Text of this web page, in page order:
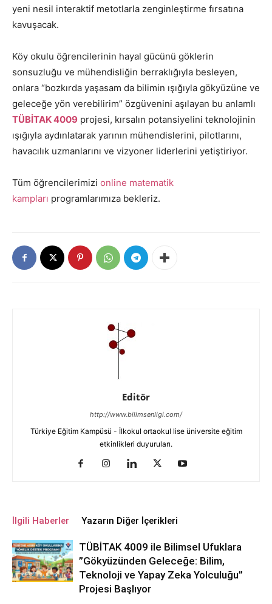
yeni nesil interaktif metotlarla zenginleştirme fırsatına
kavuşacak.
Köy okulu öğrencilerinin hayal gücünü göklerin
sonsuzluğu ve mühendisliğin berraklığıyla besleyen,
onlara “bozkırda yaşasam da bilimin ışığıyla gökyüzüne ve
geleceğe yön verebilirim” özgüvenini aşılayan bu anlamlı
TÜBİTAK 4009 projesi, kırsalın potansiyelini teknolojinin
ışığıyla aydınlatarak yarının mühendislerini, pilotlarını,
havacılık uzmanlarını ve vizyoner liderlerini yetiştiriyor.
Tüm öğrencilerimizi online matematik
kampları programlarımıza bekleriz.
Editör
http://www.bilimsenligi.com/
Türkiye Eğitim Kampüsü - İlkokul ortaokul lise üniversite eğitim
etkinlikleri duyuruları.
İlgili Haberler Yazarın Diğer İçerikleri
TÜBİTAK 4009 ile Bilimsel Ufuklara
”Gökyüzünden Geleceğe: Bilim,
Teknoloji ve Yapay Zeka Yolculuğu”
Projesi Başlıyor